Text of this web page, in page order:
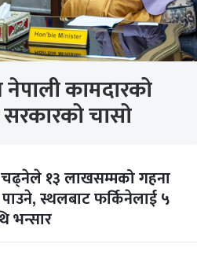
नेपाली कामदारको
सरकारको चासो
१३ लाखसम्मको गहना
स्थलबाट फर्किनेलाई ५
भन्सार